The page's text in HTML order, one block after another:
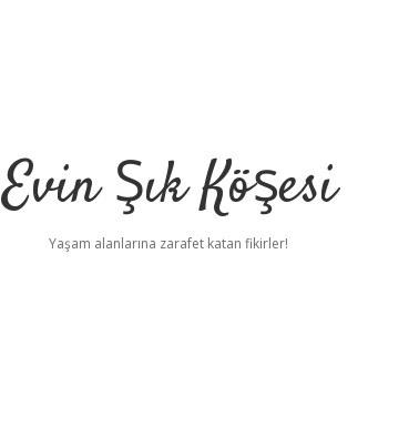
Evin Şık Köşesi
Yaşam alanlarına zarafet katan fikirler!